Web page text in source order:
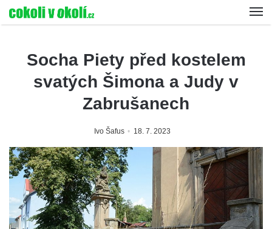
Socha Piety před kostelem
svatých Šimona a Judy v
Zabrušanech
Ivo Šafus 18. 7. 2023